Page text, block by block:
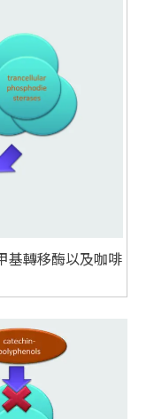
基轉移酶以及咖啡